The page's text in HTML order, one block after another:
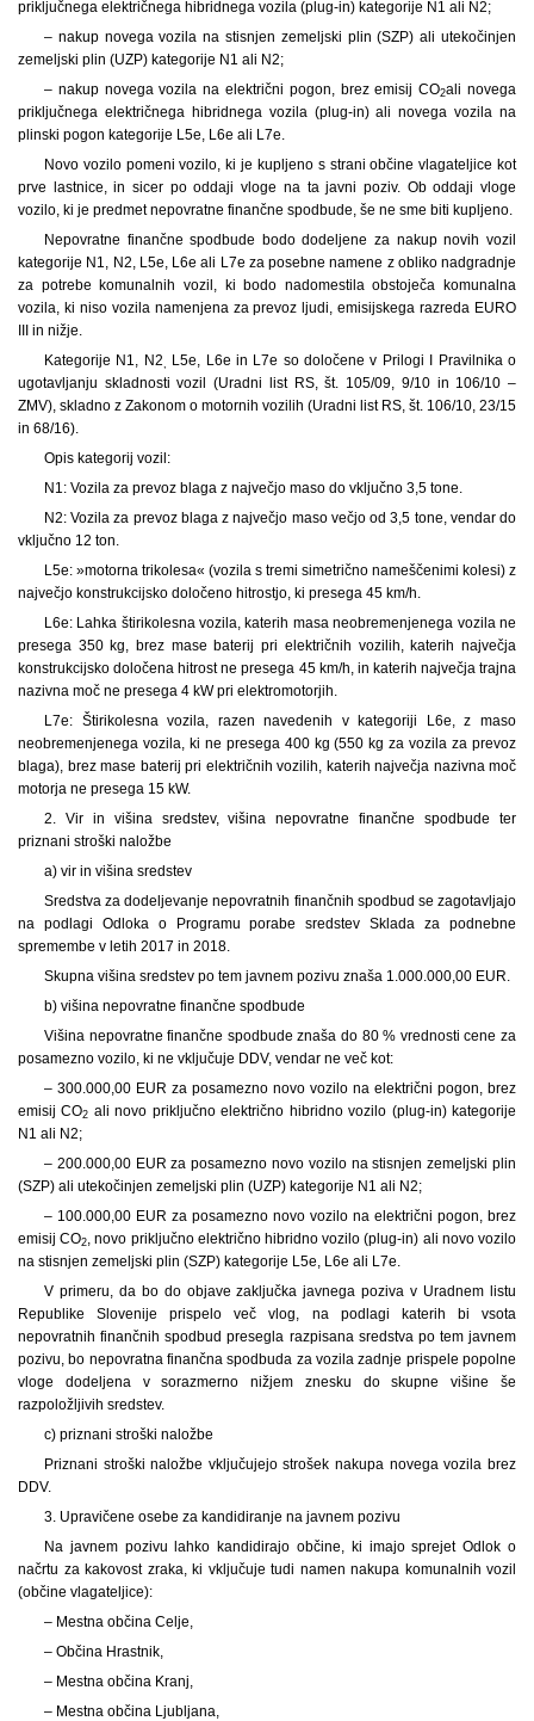
priključnega električnega hibridnega vozila (plug-in) kategorije N1 ali N2;
– nakup novega vozila na stisnjen zemeljski plin (SZP) ali utekočinjen
zemeljski plin (UZP) kategorije N1 ali N2;
– nakup novega vozila na električni pogon, brez emisij CO2ali novega
priključnega električnega hibridnega vozila (plug-in) ali novega vozila na
plinski pogon kategorije L5e, L6e ali L7e.
Novo vozilo pomeni vozilo, ki je kupljeno s strani občine vlagateljice kot
prve lastnice, in sicer po oddaji vloge na ta javni poziv. Ob oddaji vloge
vozilo, ki je predmet nepovratne finančne spodbude, še ne sme biti kupljeno.
Nepovratne finančne spodbude bodo dodeljene za nakup novih vozil
kategorije N1, N2, L5e, L6e ali L7e za posebne namene z obliko nadgradnje
za potrebe komunalnih vozil, ki bodo nadomestila obstoječa komunalna
vozila, ki niso vozila namenjena za prevoz ljudi, emisijskega razreda EURO
III in nižje.
Kategorije N1, N2,
L5e, L6e in L7e so določene v Prilogi I Pravilnika o
ugotavljanju skladnosti vozil (Uradni list RS, št. 105/09, 9/10 in 106/10 –
ZMV), skladno z Zakonom o motornih vozilih (Uradni list RS, št. 106/10, 23/15
in 68/16).
Opis kategorij vozil:
N1: Vozila za prevoz blaga z največjo maso do vključno 3,5 tone.
N2: Vozila za prevoz blaga z največjo maso večjo od 3,5 tone, vendar do
vključno 12 ton.
L5e: »motorna trikolesa« (vozila s tremi simetrično nameščenimi kolesi) z
največjo konstrukcijsko določeno hitrostjo, ki presega 45 km/h.
L6e: Lahka štirikolesna vozila, katerih masa neobremenjenega vozila ne
presega 350 kg, brez mase baterij pri električnih vozilih, katerih največja
konstrukcijsko določena hitrost ne presega 45 km/h, in katerih največja trajna
nazivna moč ne presega 4 kW pri elektromotorjih.
L7e: Štirikolesna vozila, razen navedenih v kategoriji L6e, z maso
neobremenjenega vozila, ki ne presega 400 kg (550 kg za vozila za prevoz
blaga), brez mase baterij pri električnih vozilih, katerih največja nazivna moč
motorja ne presega 15 kW.
2. Vir in višina sredstev, višina nepovratne finančne spodbude ter
priznani stroški naložbe
a) vir in višina sredstev
Sredstva za dodeljevanje nepovratnih finančnih spodbud se zagotavljajo
na podlagi Odloka o Programu porabe sredstev Sklada za podnebne
spremembe v letih 2017 in 2018.
Skupna višina sredstev po tem javnem pozivu znaša 1.000.000,00 EUR.
b) višina nepovratne finančne spodbude
Višina nepovratne finančne spodbude znaša do 80 % vrednosti cene za
posamezno vozilo, ki ne vključuje DDV, vendar ne več kot:
– 300.000,00 EUR za posamezno novo vozilo na električni pogon, brez
emisij CO2 ali novo priključno električno hibridno vozilo (plug-in) kategorije
N1 ali N2;
– 200.000,00 EUR za posamezno novo vozilo na stisnjen zemeljski plin
(SZP) ali utekočinjen zemeljski plin (UZP) kategorije N1 ali N2;
– 100.000,00 EUR za posamezno novo vozilo na električni pogon, brez
emisij CO2, novo priključno električno hibridno vozilo (plug-in) ali novo vozilo
na stisnjen zemeljski plin (SZP) kategorije L5e, L6e ali L7e.
V primeru, da bo do objave zaključka javnega poziva v Uradnem listu
Republike Slovenije prispelo več vlog, na podlagi katerih bi vsota
nepovratnih finančnih spodbud presegla razpisana sredstva po tem javnem
pozivu, bo nepovratna finančna spodbuda za vozila zadnje prispele popolne
vloge dodeljena v sorazmerno nižjem znesku do skupne višine še
razpoložljivih sredstev.
c) priznani stroški naložbe
Priznani stroški naložbe vključujejo strošek nakupa novega vozila brez
DDV.
3. Upravičene osebe za kandidiranje na javnem pozivu
Na javnem pozivu lahko kandidirajo občine, ki imajo sprejet Odlok o
načrtu za kakovost zraka, ki vključuje tudi namen nakupa komunalnih vozil
(občine vlagateljice):
– Mestna občina Celje,
– Občina Hrastnik,
– Mestna občina Kranj,
– Mestna občina Ljubljana,